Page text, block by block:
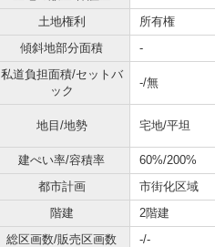
土地権利
所有権
傾斜地部分面積
-
私道負担面積/セットバ
ック
-/無
地目/地勢 宅地/平坦
建ぺい率/容積率
60%/200%
都市計画
市街化区域
階建
2階建
総区画数/販売区画数
-/-